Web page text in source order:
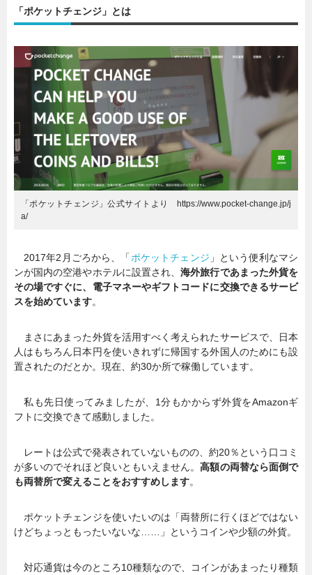
「ポケットチェンジ」とは
「ポケットチェンジ」公式サイトより https://www.pocket-change.jp/j
a/
2017年2月ごろから、「ポケットチェンジ 」という便利なマシ
ンが国内の空港やホテルに設置され、海外旅行であまった外貨を
その場ですぐに、電子マネーやギフトコードに交換できるサービ
スを始めています。
まさにあまった外貨を活用すべく考えられたサービスで、日本
人はもちろん日本円を使いきれずに帰国する外国人のためにも設
置されたのだとか。現在、約30か所で稼働しています。
私も先日使ってみましたが、1分もかからず外貨をAmazonギ
フトに交換できて感動しました。
レートは公式で発表されていないものの、約20％という口コミ
が多いのでそれほど良いともいえません。高額の両替なら面倒で
も両替所で変えることをおすすめします。
ポケットチェンジを使いたいのは「両替所に行くほどではない
けどちょっともったいないな……」というコインや少額の外貨。
対応通貨は今のところ10種類なので、コインがあまったり種類